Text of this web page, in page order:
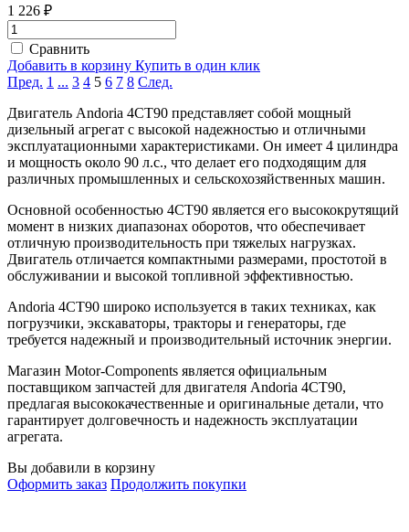
1 226 ₽
Сравнить
Добавить в корзину Купить в один клик
Пред. 1 ... 3 4 5 6 7 8 След.
Двигатель Andoria 4CT90 представляет собой мощный
дизельный агрегат с высокой надежностью и отличными
эксплуатационными характеристиками. Он имеет 4 цилиндра
и мощность около 90 л.с., что делает его подходящим для
различных промышленных и сельскохозяйственных машин.
Основной особенностью 4CT90 является его высококрутящий
момент в низких диапазонах оборотов, что обеспечивает
отличную производительность при тяжелых нагрузках.
Двигатель отличается компактными размерами, простотой в
обслуживании и высокой топливной эффективностью.
Andoria 4CT90 широко используется в таких техниках, как
погрузчики, экскаваторы, тракторы и генераторы, где
требуется надежный и производительный источник энергии.
Магазин Motor-Components является официальным
поставщиком запчастей для двигателя Andoria 4CT90,
предлагая высококачественные и оригинальные детали, что
гарантирует долговечность и надежность эксплуатации
агрегата.
Вы добавили в корзину
Оформить заказ Продолжить покупки